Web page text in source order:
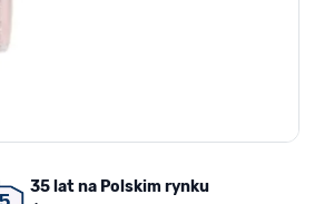
35 lat na Polskim rynku